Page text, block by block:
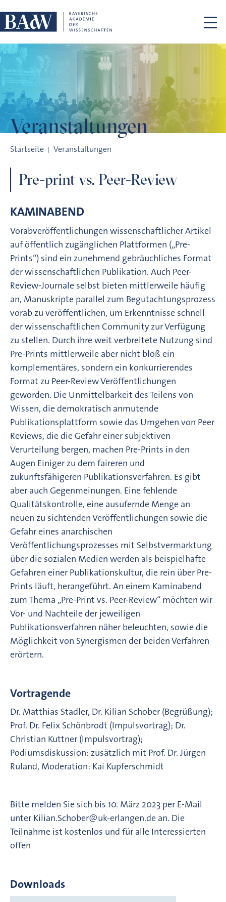
Veranstaltungen
Startseite Veranstaltungen
Pre-print vs. Peer-Review
KAMINABEND
Vorabveröffentlichungen wissenschaftlicher Artikel
auf öffentlich zugänglichen Plattformen („Pre-
Prints“) sind ein zunehmend gebräuchliches Format
der wissenschaftlichen Publikation. Auch Peer-
Review-Journale selbst bieten mittlerweile häufig
an, Manuskripte parallel zum Begutachtungsprozess
vorab zu veröffentlichen, um Erkenntnisse schnell
der wissenschaftlichen Community zur Verfügung
zu stellen. Durch ihre weit verbreitete Nutzung sind
Pre-Prints mittlerweile aber nicht bloß ein
komplementäres, sondern ein konkurrierendes
Format zu Peer-Review Veröffentlichungen
geworden. Die Unmittelbarkeit des Teilens von
Wissen, die demokratisch anmutende
Publikationsplattform sowie das Umgehen von Peer
Reviews, die die Gefahr einer subjektiven
Verurteilung bergen, machen Pre-Prints in den
Augen Einiger zu dem faireren und
zukunftsfähigeren Publikationsverfahren. Es gibt
aber auch Gegenmeinungen. Eine fehlende
Qualitätskontrolle, eine ausufernde Menge an
neuen zu sichtenden Veröffentlichungen sowie die
Gefahr eines anarchischen
Veröffentlichungsprozesses mit Selbstvermarktung
über die sozialen Medien werden als beispielhafte
Gefahren einer Publikationskultur, die rein über Pre-
Prints läuft, herangeführt. An einem Kaminabend
zum Thema „Pre-Print vs. Peer-Review“ möchten wir
Vor- und Nachteile der jeweiligen
Publikationsverfahren näher beleuchten, sowie die
Möglichkeit von Synergismen der beiden Verfahren
erörtern.
Vortragende
Dr. Matthias Stadler, Dr. Kilian Schober (Begrüßung);
Prof. Dr. Felix Schönbrodt (Impulsvortrag); Dr.
Christian Kuttner (Impulsvortrag);
Podiumsdiskussion: zusätzlich mit Prof. Dr. Jürgen
Ruland, Moderation: Kai Kupferschmidt
Bitte melden Sie sich bis 10. März 2023 per E-Mail
unter Kilian.Schober@uk-erlangen.de an. Die
Teilnahme ist kostenlos und für alle Interessierten
offen
Downloads